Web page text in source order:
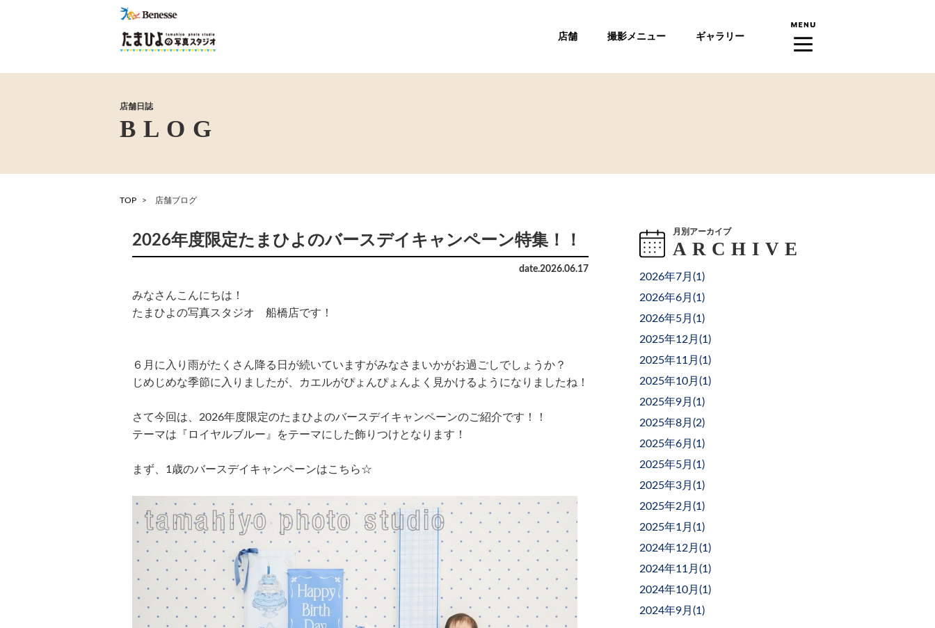
店舗 撮影メニュー ギャラリー
店舗日誌
TOP 店舗ブログ
2026年度限定たまひよのバースデイキャンペーン特集！！
date.2026.06.17
みなさんこんにちは！
たまひよの写真スタジオ 船橋店です！
６月に入り雨がたくさん降る日が続いていますがみなさまいかがお過ごしでしょうか？
じめじめな季節に入りましたが、カエルがぴょんぴょんよく見かけるようになりましたね！
さて今回は、2026年度限定のたまひよのバースデイキャンペーンのご紹介です！！
テーマは『ロイヤルブルー』をテーマにした飾りつけとなります！
まず、1歳のバースデイキャンペーンはこちら☆
月別アーカイブ
2026年7月(1 )
2026年6月(1 )
2026年5月(1 )
2025年12月(1 )
2025年11月(1 )
2025年10月(1 )
2025年9月(1 )
2025年8月(2)
2025年6月(1 )
2025年5月(1 )
2025年3月(1 )
2025年2月(1 )
2025年1月(1 )
2024年12月(1 )
2024年11月(1 )
2024年10月(1 )
2024年9月(1 )